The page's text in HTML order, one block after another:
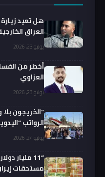
هل تعيد
العراق
يوليو 23, 2026
أخطر من
العزاوي
يوليو 23, 2026
“الخريجون
الرواتب
يوليو 24, 2026
“11 مليار
مستحقات